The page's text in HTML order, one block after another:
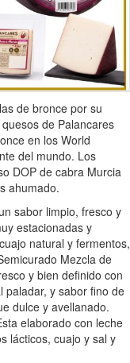
de bronce por su
de Palancares
en los World
del mundo. Los
DOP de cabra Murcia
ahumado.
sabor limpio, fresco y
estacionadas y
natural y fermentos,
Mezcla de
y bien definido con
paladar, y sabor fino de
dulce y avellanado.
elaborado con leche
lácticos, cuajo y sal y